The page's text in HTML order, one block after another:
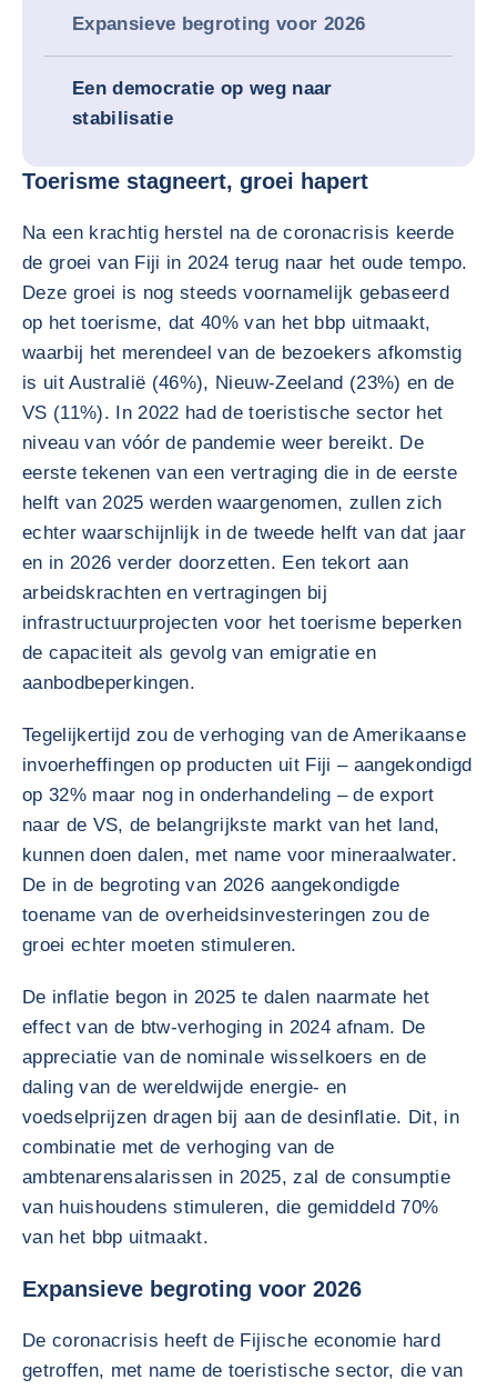
Expansieve begroting voor 2026
Een democratie op weg naar
stabilisatie
Toerisme stagneert, groei hapert
Na een krachtig herstel na de coronacrisis keerde
de groei van Fiji in 2024 terug naar het oude tempo.
Deze groei is nog steeds voornamelijk gebaseerd
op het toerisme, dat 40% van het bbp uitmaakt,
waarbij het merendeel van de bezoekers afkomstig
is uit Australië (46%), Nieuw-Zeeland (23%) en de
VS (11%). In 2022 had de toeristische sector het
niveau van vóór de pandemie weer bereikt. De
eerste tekenen van een vertraging die in de eerste
helft van 2025 werden waargenomen, zullen zich
echter waarschijnlijk in de tweede helft van dat jaar
en in 2026 verder doorzetten. Een tekort aan
arbeidskrachten en vertragingen bij
infrastructuurprojecten voor het toerisme beperken
de capaciteit als gevolg van emigratie en
aanbodbeperkingen.
Tegelijkertijd zou de verhoging van de Amerikaanse
invoerheffingen op producten uit Fiji – aangekondigd
op 32% maar nog in onderhandeling – de export
naar de VS, de belangrijkste markt van het land,
kunnen doen dalen, met name voor mineraalwater.
De in de begroting van 2026 aangekondigde
toename van de overheidsinvesteringen zou de
groei echter moeten stimuleren.
De inflatie begon in 2025 te dalen naarmate het
effect van de btw-verhoging in 2024 afnam. De
appreciatie van de nominale wisselkoers en de
daling van de wereldwijde energie- en
voedselprijzen dragen bij aan de desinflatie. Dit, in
combinatie met de verhoging van de
ambtenarensalarissen in 2025, zal de consumptie
van huishoudens stimuleren, die gemiddeld 70%
van het bbp uitmaakt.
Expansieve begroting voor 2026
De coronacrisis heeft de Fijische economie hard
getroffen, met name de toeristische sector, die van